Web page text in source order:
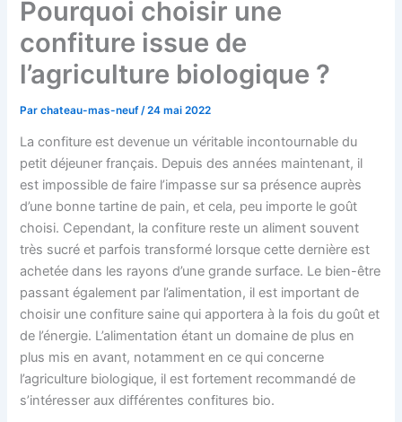
Pourquoi choisir une
confiture issue de
l’agriculture biologique ?
Parchateau-mas-neuf /24 mai 2022
La confiture est devenue un véritable incontournable du
petit déjeuner français. Depuis des années maintenant, il
est impossible de faire l’impasse sur sa présence auprès
d’une bonne tartine de pain, et cela, peu importe le goût
choisi. Cependant, la confiture reste un aliment souvent
très sucré et parfois transformé lorsque cette dernière est
achetée dans les rayons d’une grande surface. Le bien-être
passant également par l’alimentation, il est important de
choisir une confiture saine qui apportera à la fois du goût et
de l’énergie. L’alimentation étant un domaine de plus en
plus mis en avant, notamment en ce qui concerne
l’agriculture biologique, il est fortement recommandé de
s’intéresser aux différentes confitures bio.